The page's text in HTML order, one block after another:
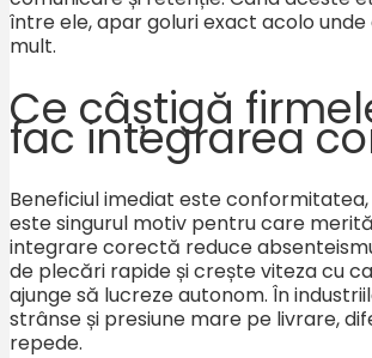
între ele, apar goluri exact acolo
mult.
Ce câștigă
fac integrarea
Beneficiul imediat este
este singurul motiv pentru care
integrare corectă reduce
de plecări rapide și crește viteza cu
ajunge să lucreze autonom. În
strânse și presiune mare pe livrare,
repede.